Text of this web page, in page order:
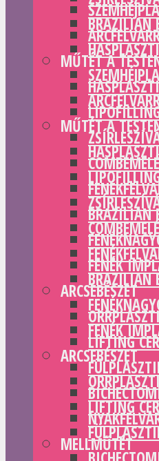
MŰTÉT A
BRAZILIAN
FENÉK
ARCSEBÉSZET
LIFTING
MELLMŰTÉT
BRAZILIAN
MŰTÉT A
BRAZILIAN
FENÉK
ARCSEBÉSZET
LIFTING